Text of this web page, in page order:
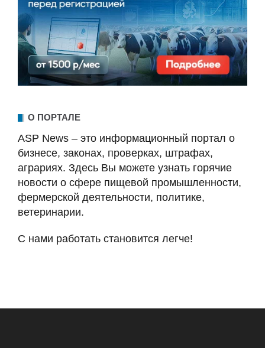
О ПОРТАЛЕ
ASP News – это информационный портал о
бизнесе, законах, проверках, штрафах,
аграриях. Здесь Вы можете узнать горячие
новости о сфере пищевой промышленности,
фермерской деятельности, политике,
ветеринарии.
С нами работать становится легче!